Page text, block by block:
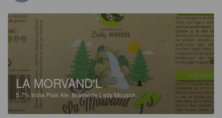
LA MORVAND'L
5.7% India Pale Ale.Brasserie Lady Mousse.